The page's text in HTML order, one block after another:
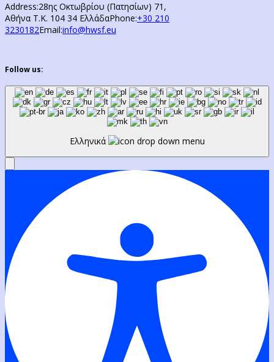
Address:28ης Οκτωβρίου (Πατησίων) 71,
Αθήνα Τ.Κ. 104 34 ΕλλάδαPhone:+30 210
3230182Email:info@hwsf.eu
Follow us:
Ελληνικά